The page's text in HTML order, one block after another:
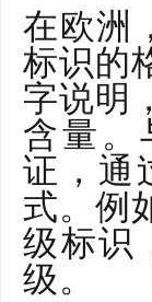
在欧洲
标识的
字说明
含量。
证，通
式。例
级标识
级。